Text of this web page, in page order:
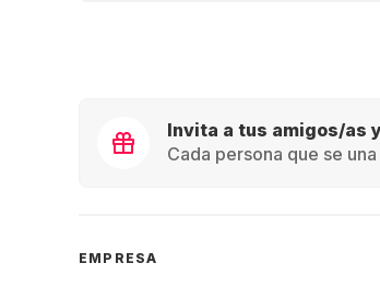
Invita a tus amigos/as
Cada persona que se
EMPRESA